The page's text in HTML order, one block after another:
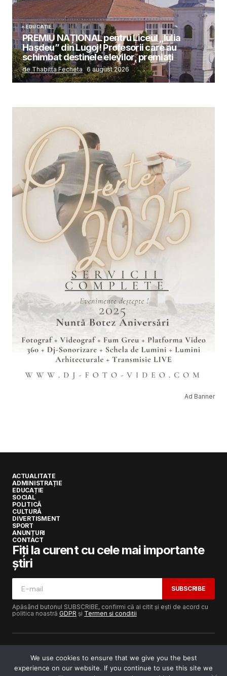
EDUCAȚIE
PREMIU NAȚIONAL pentru Liceul „Iulia
Hașdeu” din Lugoj! Profesorii care au
schimbat destinele elevilor, premiați
de Thabitta Fecheta 6 august 2026
Ad Banner
ACTUALITATE
ADMINISTRAȚIE
EDUCAȚIE
SOCIAL
POLITICĂ
CULTURĂ
DIVERTISMENT
SPORT
ANUNȚURI
CONTACT
Fiți la curent cu cele mai importante
știri
SUBSCRIBE
Apăsând butonul SUBSCRIBE, confirmi că ai citit și ești de acord cu
politica noastră GDPR și Termen și condiții
Copyright © 2017-2025Lugojeanul.ro· Toate drepturile
We use cookies to ensure that we give you the best
experience on our website. If you continue to use this site we